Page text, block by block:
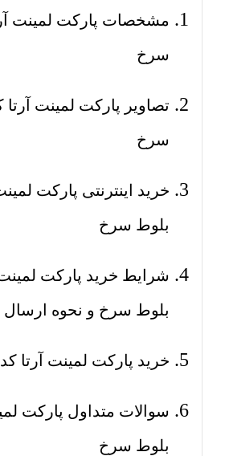
سرخ
سرخ
بلوط سرخ
بلوط سرخ و نحوه ارسال
خرید پارکت لمینت آرتا کد 760 بلوط سرخ
بلوط سرخ